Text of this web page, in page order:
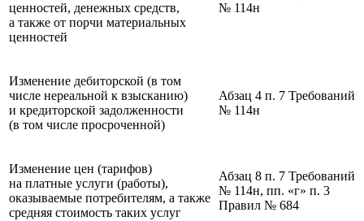
ценностей, денежных средств,
а также от порчи материальных
ценностей
№ 114н
Изменение дебиторской (в том
числе нереальной к взысканию)
и кредиторской задолженности
(в том числе просроченной)
Абзац 4 п. 7 Требований
№ 114н
Изменение цен (тарифов)
на платные услуги (работы),
оказываемые потребителям, а также
средняя стоимость таких услуг
Абзац 8 п. 7 Требований
№ 114н, пп. «г» п. 3
Правил № 684